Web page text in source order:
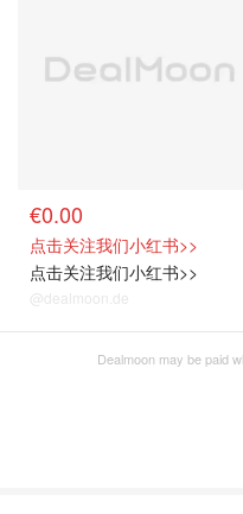
€0.00
点击关注我们小红书>>
点击关注我们小红书>>
@dealmoon.de
Dealmoon may be paid